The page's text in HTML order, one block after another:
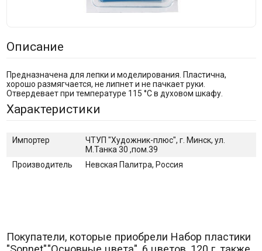
Описание
Предназначена для лепки и моделирования. Пластична,
хорошо размягчается, не липнет и не пачкает руки.
Отвердевает при температуре 115 °С в духовом шкафу.
Характеристики
Импортер
ЧТУП "Художник-плюс", г. Минск, ул.
М.Танка 30 ,пом.39
Производитель
Невская Палитра, Россия
Покупатели, которые приобрели Набор пластики